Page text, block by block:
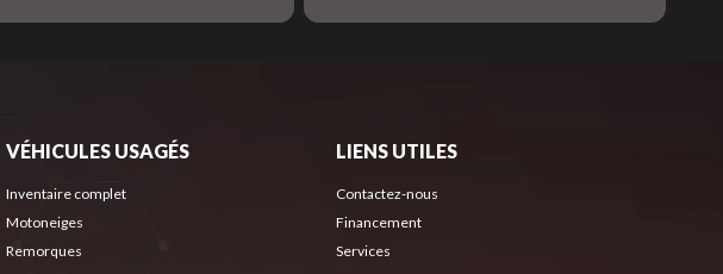
VÉHICULES USAGÉS
Inventaire complet
Motoneiges
Remorques
LIENS UTILES
Contactez-nous
Financement
Services